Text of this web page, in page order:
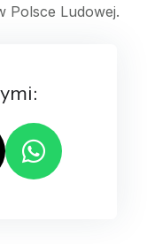
Polsce Ludowej.